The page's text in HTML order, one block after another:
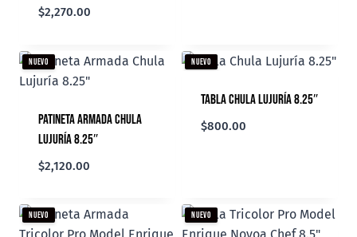
$2,270.00
NUEVO
Patineta Armada Chula
Lujuría 8.25″
$2,120.00
NUEVO
Tabla Chula Lujuría 8.25″
$800.00
NUEVO NUEVO